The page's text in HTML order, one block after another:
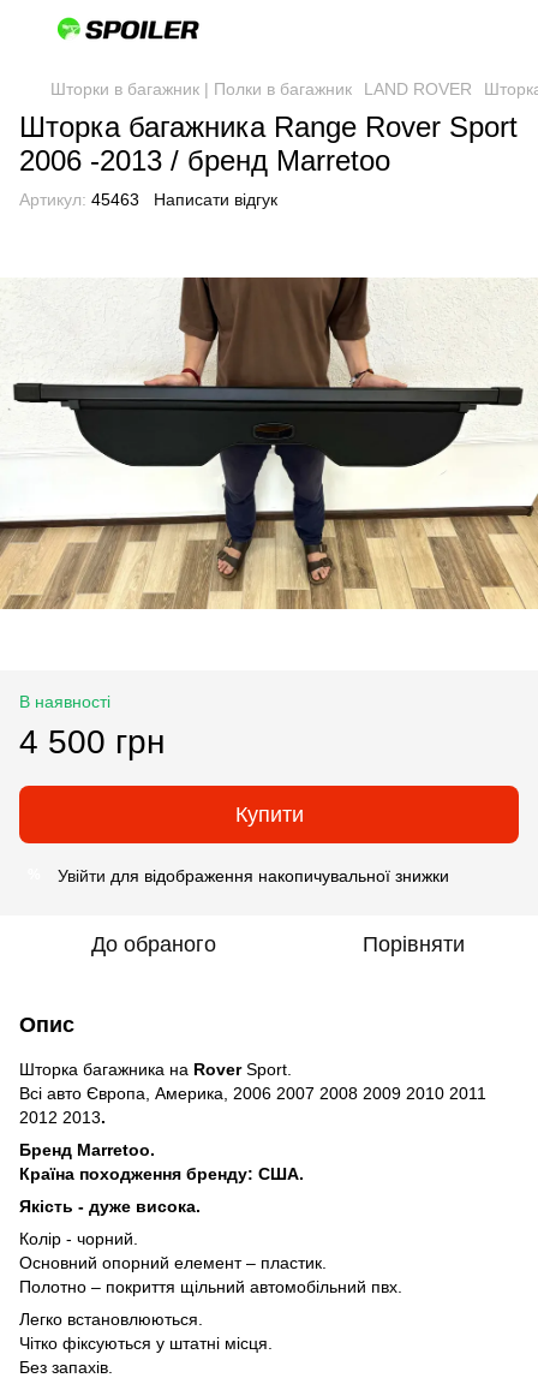
Шторки в багажник | Полки в багажник LAND ROVER
Шторка багажника Range Rover Sport
2006 -2013 / бренд Marretoo
Артикул: 45463 Написати відгук
В наявності
4 500 грн
Купити
Увійти для відображення накопичувальної знижки
До обраного Порівняти
Опис
Шторка багажника на RoverSport.
Всі авто Європа, Америка, 2006 2007 2008 2009 2010 2011
2012 2013.
Бренд Marretoo.
Країна походження бренду: США.
Якість - дуже висока.
Колір - чорний.
Основний опорний елемент – пластик.
Полотно – покриття щільний автомобільний пвх.
Легко встановлюються.
Чітко фіксуються у штатні місця.
Без запахів.